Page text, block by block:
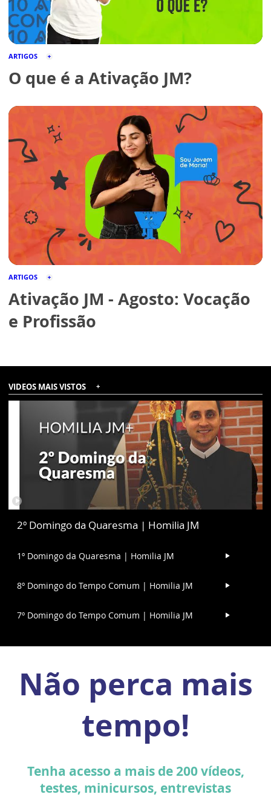
ARTIGOS
O que é a Ativação JM?
ARTIGOS
Ativação JM - Agosto: Vocação
e Profissão
VÍDEOS MAIS VISTOS
2º Domingo da Quaresma | Homilia JM
1º Domingo da Quaresma | Homilia JM
8º Domingo do Tempo Comum | Homilia JM
7º Domingo do Tempo Comum | Homilia JM
Não perca mais
tempo!
Tenha acesso a mais de 200 vídeos,
testes, minicursos, entrevistas